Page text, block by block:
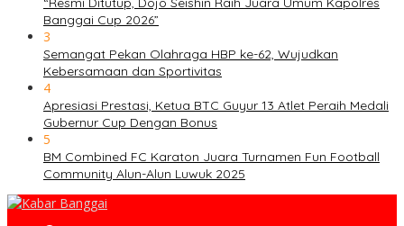
Banggai Cup 2026”
3
Semangat Pekan Olahraga HBP ke-62, Wujudkan
Kebersamaan dan Sportivitas
4
Apresiasi Prestasi, Ketua BTC Guyur 13 Atlet Peraih Medali
Gubernur Cup Dengan Bonus
5
BM Combined FC Karaton Juara Turnamen Fun Football
Community Alun-Alun Luwuk 2025